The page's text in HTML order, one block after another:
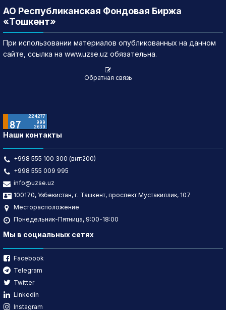
АО Республиканская Фондовая Биржа
«Тошкент»
При использовании материалов опубликованных на данном
сайте, ссылка на www.uzse.uz обязательна.
Обратная связь
Наши контакты
+998 555 100 300 (внт:200)
+998 555 009 995
info@uzse.uz
100170, Узбекистан, г. Ташкент, проспект Мустакиллик, 107
Месторасположение
Понедельник-Пятница, 9:00-18:00
Мы в социальных сетях
Facebook
Telegram
Twitter
Linkedin
Instagram